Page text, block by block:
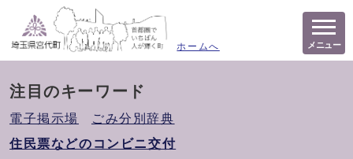
ホームへ メニュー
注目のキーワード
電子掲示場
ごみ分別辞典
住民票などのコンビニ交付